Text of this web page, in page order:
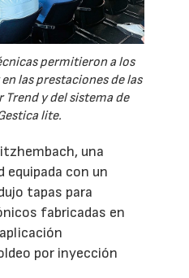
permitieron a los
las prestaciones de las
y del sistema de
lite.
una
equipada con un
tapas para
fabricadas en
por inyección